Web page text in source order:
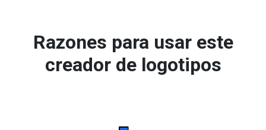
Razones para usar este
creador de logotipos